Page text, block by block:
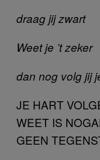
draag jij zwart
Weet je ’t zeker
dan nog volg jij
JE HART
WEET IS
GEEN